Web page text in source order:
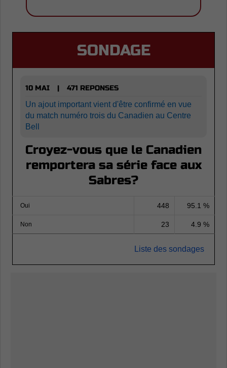
SONDAGE
10 MAI |
471 REPONSES
Un ajout important vient d'être confirmé en vue
du match numéro trois du Canadien au Centre
Bell
Croyez-vous que le Canadien
remportera sa série face aux
Sabres?
Oui 448 95.1 %
Non 23 4.9 %
Liste des sondages